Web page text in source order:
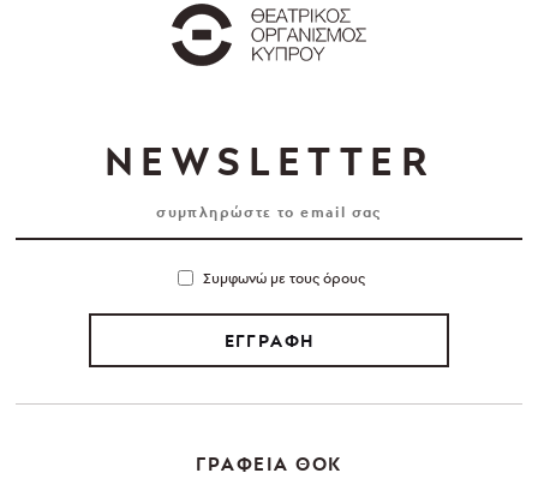
NEWSLETTER
Συμφωνώ με τους όρους
ΕΓΓΡΑΦΗ
ΓΡΑΦΕΙΑ ΘΟΚ